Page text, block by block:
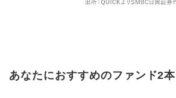
あなたにおすすめのファンド2本